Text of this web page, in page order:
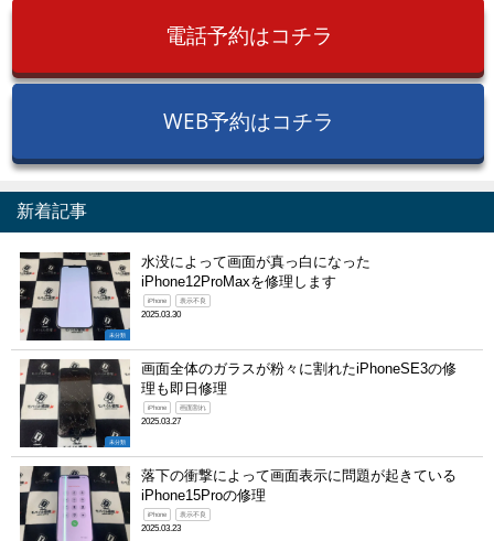
電話予約はコチラ
WEB予約はコチラ
新着記事
未分類
水没によって画面が真っ白になった
iPhone12ProMaxを修理します
iPhone 表示不良
2025.03.30
未分類
画面全体のガラスが粉々に割れたiPhoneSE3の修
理も即日修理
iPhone 画面割れ
2025.03.27
落下の衝撃によって画面表示に問題が起きている
iPhone15Proの修理
iPhone 表示不良
2025.03.23